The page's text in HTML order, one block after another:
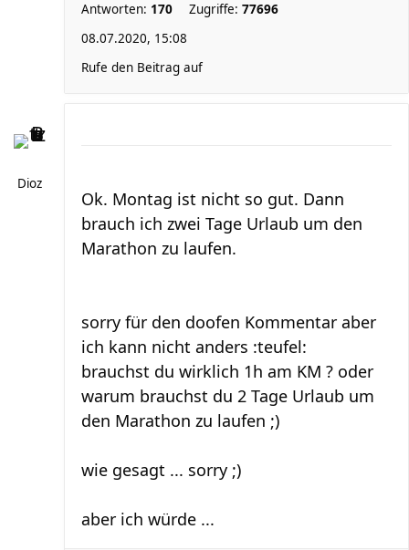
Antworten: 170 Zugriffe: 77696
08.07.2020, 15:08
Rufe den Beitrag auf
Dioz
Ok. Montag ist nicht so gut. Dann
brauch ich zwei Tage Urlaub um den
Marathon zu laufen.
sorry für den doofen Kommentar aber
ich kann nicht anders :teufel:
brauchst du wirklich 1h am KM ? oder
warum brauchst du 2 Tage Urlaub um
den Marathon zu laufen ;)
wie gesagt ... sorry ;)
aber ich würde ...